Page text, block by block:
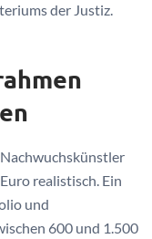
der Justiz.
realistisch. Ein
und
600 und 1.500